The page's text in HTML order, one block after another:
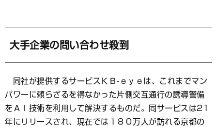
大手企業の問い合わせ殺到
同社が提供するサービスＫＢ-ｅｙｅは、これまでマン
パワーに頼らざるを得なかった片側交互通行の誘導警備
をＡＩ技術を利用して解決するものだ。同サービスは21
年にリリースされ、現在では１８０万人が訪れる京都の